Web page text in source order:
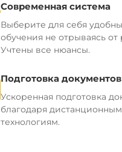
Современная система
Выберите для себя
обучения не отрываясь от
Учтены все нюансы.
Подготовка документов
Ускоренная подготовка
благодаря дистанционным
технологиям.